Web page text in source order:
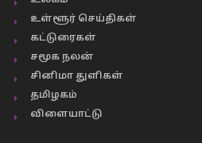
உள்ளூர் செய்திகள்
கட்டுரைகள்
சமூக நலன்
சினிமா துளிகள்
தமிழகம்
விளையாட்டு